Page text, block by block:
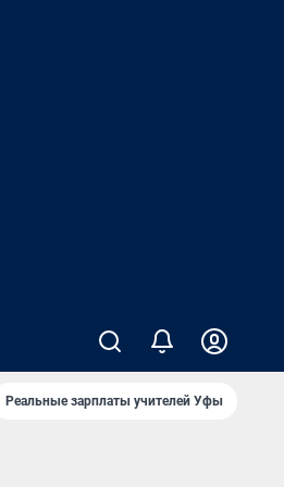
Реальные зарплаты учителей Уфы